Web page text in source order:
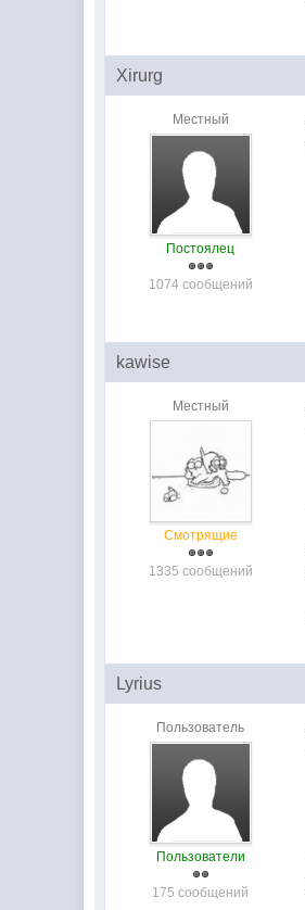
Xirurg
Местный
Постоялец
1074 сообщений
kawise
Местный
Смотрящие
1335 сообщений
Lyrius
Пользователь
Пользователи
175 сообщений